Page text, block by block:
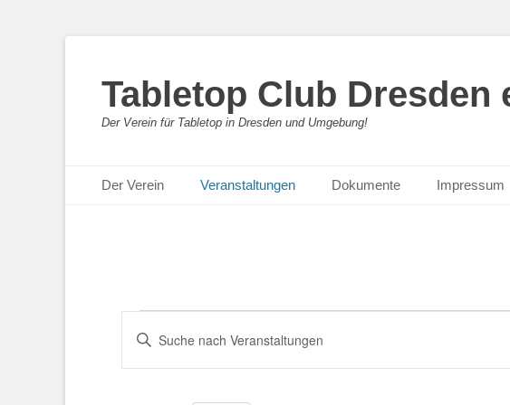
Tabletop Club Dresden
Der Verein für Tabletop in Dresden und Umgebung!
Primäres Menü
Inhalt
Der Verein Veranstaltungen Dokumente Impressum
Veranstaltungen
Veranstaltungen
Suche
Bitte
Schlüsselwort
eingeben.